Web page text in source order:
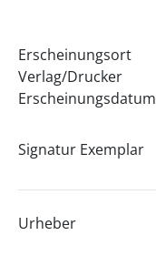
Erscheinungsort
Verlag/Drucker
Erscheinungsdatum
Signatur Exemplar
Urheber